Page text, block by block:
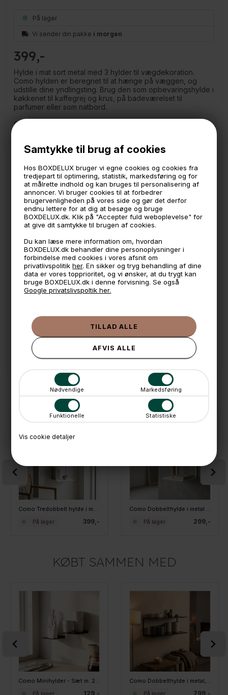
Samtykke til brug af cookies
Hos BOXDELUX bruger vi egne cookies og cookies fra
tredjepart til optimering, statistik, markedsføring og for
at målrette indhold og kan bruges til personalisering af
annoncer. Vi bruger cookies til at forbedrer
brugervenligheden på vores side og gør det derfor
endnu lettere for at dig at besøge og bruge
BOXDELUX.dk. Klik på "Accepter fuld weboplevelse" for
at give dit samtykke til brugen af cookies.
Du kan læse mere information om, hvordan
BOXDELUX.dk behandler dine personoplysninger i
forbindelse med cookies i vores afsnit om
privatlivspolitikher. En sikker og tryg behandling af dine
data er vores topprioritet, og vi ønsker, at du trygt kan
bruge BOXDELUX.dk i denne forvisning. Se også
Google privatslivspoltik her.
Nødvendige Markedsføring
Funktionelle Statistiske
Vis cookie detaljer
På lager
Vi sender din pakke i morgen
399
Hylde i mat sort metal med 3 hylder til vægdekoration.
Como hylden er beregnet til at hænge på væggen, og
udstille dine yndlingsting. Brug den som opbevaringshylde i
køkkenet til kaffegrej og krus, på badeværelset til
parfumer eller som natbord.
Como er boxdelux' egen serie i metal, som forhandles
Måler
40 cm. høj
*OBS: Skruer til ophæng medfølger ikke
Bemærk venligst at hylderne er håndlavede derfor varierer
en smule.
- Anbefalet vægt: Maks. 2 kg. pr. hylde
🕚 Bestil inden 11 & vi sender samme dag på hverdage
🧺 Kan du lægge varen i kurven, er den på lager
🌟 4,9 med over 1200 anmeldelser ★★★★★
💳 Betal med
📱 Kundeservice 50446800 (9-12)
Kundeservice mail@boxdelux.dk(24/7)
ANDRE IDÉER
Como Tredobbelt hylde i metal - Hvid
399,-
På lager
Como Dobbelthylde i metal - Hvid
299,-
På lager
KØBT SAMMEN MED
Como Minihylder - Sæt m. 2 stk. brede - Sort
129,-
På lager
Como Dobbelthylde i metal, XL WIDE Bred - Sort
799,-
På lager